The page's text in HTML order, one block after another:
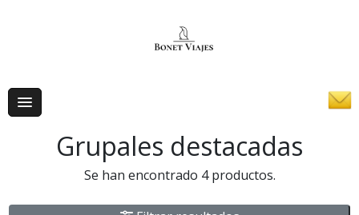
Grupales destacadas
Se han encontrado 4 productos.